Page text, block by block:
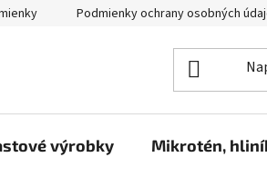
Podmienky ochrany osobných
výrobky Mikrotén,